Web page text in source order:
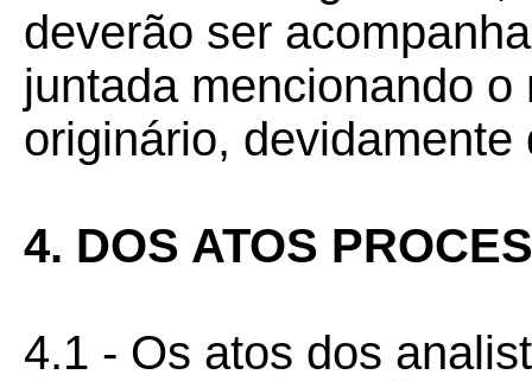
deverão ser
juntada mencionando
originário,
4. DOS ATOS
4.1 - Os atos dos